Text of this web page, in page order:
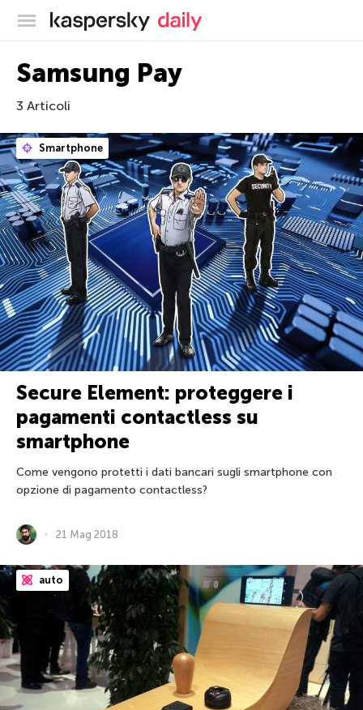
Blog ufficiale di Kaspersky
Samsung Pay
3 Articoli
Smartphone
Secure Element: proteggere i
pagamenti contactless su
smartphone
Come vengono protetti i dati bancari sugli smartphone con
opzione di pagamento contactless?
21 Mag 2018
auto